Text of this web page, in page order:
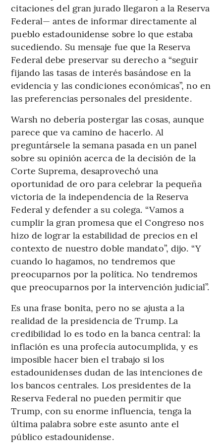
citaciones del gran jurado llegaron a la Reserva
Federal— antes de informar directamente al
pueblo estadounidense sobre lo que estaba
sucediendo. Su mensaje fue que la Reserva
Federal debe preservar su derecho a “seguir
fijando las tasas de interés basándose en la
evidencia y las condiciones económicas”, no en
las preferencias personales del presidente.
Warsh no debería postergar las cosas, aunque
parece que va camino de hacerlo. Al
preguntársele la semana pasada en un panel
sobre su opinión acerca de la decisión de la
Corte Suprema, desaprovechó una
oportunidad de oro para celebrar la pequeña
victoria de la independencia de la Reserva
Federal y defender a su colega. “Vamos a
cumplir la gran promesa que el Congreso nos
hizo de lograr la estabilidad de precios en el
contexto de nuestro doble mandato”, dijo. “Y
cuando lo hagamos, no tendremos que
preocuparnos por la política. No tendremos
que preocuparnos por la intervención judicial”.
Es una frase bonita, pero no se ajusta a la
realidad de la presidencia de Trump. La
credibilidad lo es todo en la banca central: la
inflación es una profecía autocumplida, y es
imposible hacer bien el trabajo si los
estadounidenses dudan de las intenciones de
los bancos centrales. Los presidentes de la
Reserva Federal no pueden permitir que
Trump, con su enorme influencia, tenga la
última palabra sobre este asunto ante el
público estadounidense.